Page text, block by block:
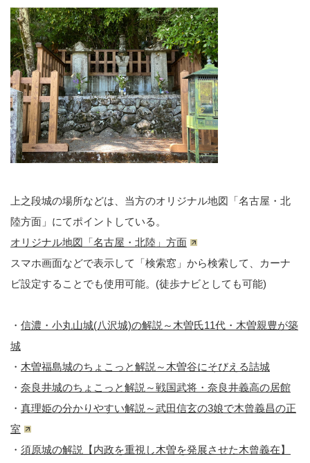
上之段城の場所などは、当方のオリジナル地図「名古屋・北
陸方面」にてポイントしている。
オリジナル地図「名古屋・北陸」方面
スマホ画面などで表示して「検索窓」から検索して、カーナ
ビ設定することでも使用可能。(徒歩ナビとしても可能)
・ 信濃・小丸山城(八沢城)の解説～木曽氏11代・木曽親豊が築
城
・ 木曽福島城のちょこっと解説～木曽谷にそびえる詰城
・ 奈良井城のちょこっと解説～戦国武将・奈良井義高の居館
・ 真理姫の分かりやすい解説～武田信玄の3娘で木曾義昌の正
室
・ 須原城の解説【内政を重視し木曽を発展させた木曾義在】